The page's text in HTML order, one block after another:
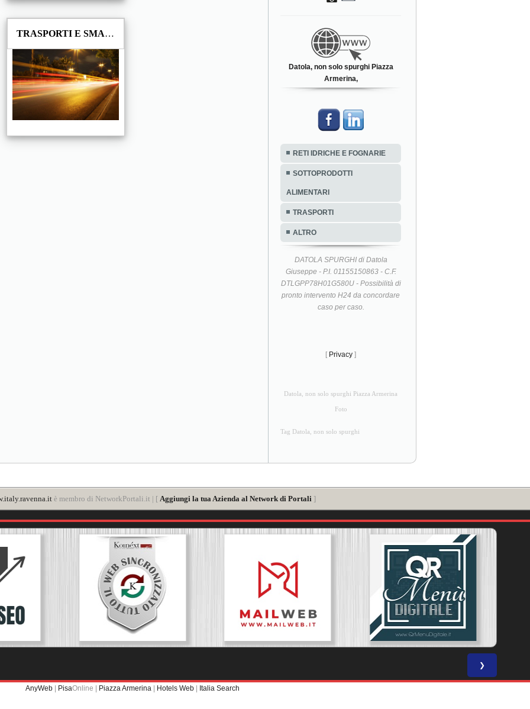
TRASPORTI E SMALTIMENTO
Datola, non solo spurghi Piazza
Armerina,
RETI IDRICHE E FOGNARIE
SOTTOPRODOTTI
ALIMENTARI
TRASPORTI
ALTRO
DATOLA SPURGHI di Datola
Giuseppe - P.I. 01155150863 - C.F.
DTLGPP78H01G580U - Possibilità di
pronto intervento H24 da concordare
caso per caso.
[ Privacy ]
Datola, non solo spurghi Piazza Armerina
Foto
Tag Datola, non solo spurghi
è membro di NetworkPortali.it | [ Aggiungi la tua Azienda al Network di Portali ]
❯
AnyWeb | PisaOnline | Piazza Armerina | Hotels Web | Italia Search